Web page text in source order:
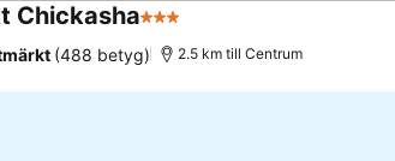
Chickasha3 Stjärnor
(488 betyg) 2.5 km till Centrum